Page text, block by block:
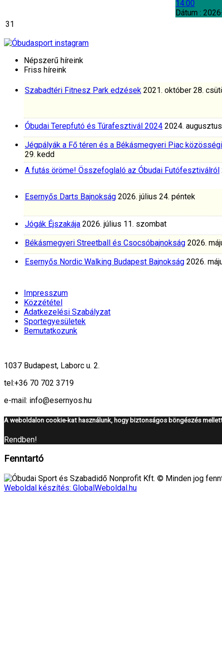
14:00
Dátum :
31
Népszerű híreink
Friss híreink
Szabadtéri Fitnesz Park edzések 2021. október 28.
Óbudai Terepfutó és Túrafesztivál 2024 2024.
Jégpályák a Fő téren és a Békásmegyeri Piac
29. kedd
A futás öröme! Összefoglaló az Óbudai Futófesztiválról
Esernyős Darts Bajnokság 2026. július 24. péntek
Jógák Éjszakája 2026. július 11. szombat
Békásmegyeri Streetball és Csocsóbajnokság 2026.
Esernyős Nordic Walking Budapest Bajnokság 2026.
Impresszum
Közzététel
Adatkezelési Szabályzat
Sportegyesületek
Bemutatkozunk
1037 Budapest, Laborc u. 2.
tel:+36 70 702 3719
e-mail: info@esernyos.hu
A weboldalon cookie-kat használunk, hogy biztonságos böngészés
Rendben!
Fenntartó
Óbudai Sport és Szabadidő Nonprofit Kft. © Minden jog
Weboldal készítés: GlobalWeboldal.hu